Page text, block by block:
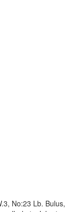
No:23 Lb. Bulus,